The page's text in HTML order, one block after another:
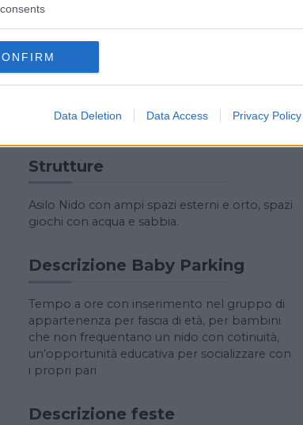
Data Deletion Data Access Privacy Policy
Attivita pedagogiche
L’equipe è seguita da un Coordinatore
Pedagogico e il progetto educativo e la
metodologia sono basati su progetti e
laboratori.
Strutture
Asilo Nido con ampi spazi esterni e orto, spazi
giochi con acqua e sabbia.
Descrizione Baby Parking
Tempo a ore con inserimento nel gruppo di
appartenenza per fascia di età, per bambini
che non frequentano un nido con cotinuità,
un’opportunità educativa per socializzare con
i propri pari
Descrizione feste